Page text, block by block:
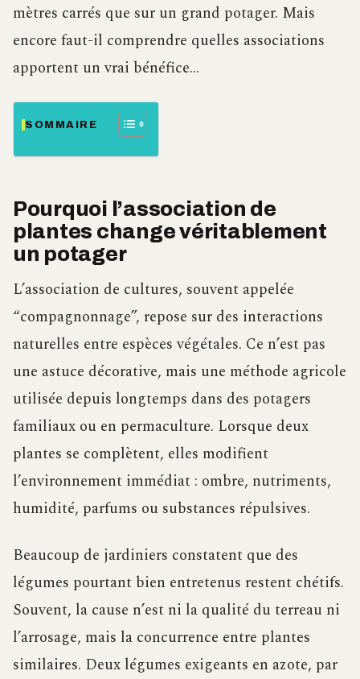
mètres carrés que sur un grand potager. Mais
encore faut-il comprendre quelles associations
apportent un vrai bénéfice…
SOMMAIRE
Pourquoi l’association de
plantes change véritablement
un potager
L’association de cultures, souvent appelée
“compagnonnage”, repose sur des interactions
naturelles entre espèces végétales. Ce n’est pas
une astuce décorative, mais une méthode agricole
utilisée depuis longtemps dans des potagers
familiaux ou en permaculture. Lorsque deux
plantes se complètent, elles modifient
l’environnement immédiat : ombre, nutriments,
humidité, parfums ou substances répulsives.
Beaucoup de jardiniers constatent que des
légumes pourtant bien entretenus restent chétifs.
Souvent, la cause n’est ni la qualité du terreau ni
l’arrosage, mais la concurrence entre plantes
similaires. Deux légumes exigeants en azote, par